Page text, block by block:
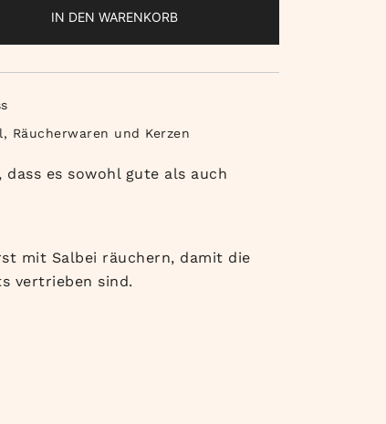
IN DEN WARENKORB
, Räucherwaren und Kerzen
es sowohl gute als auch
mit Salbei räuchern, damit die
vertrieben sind.